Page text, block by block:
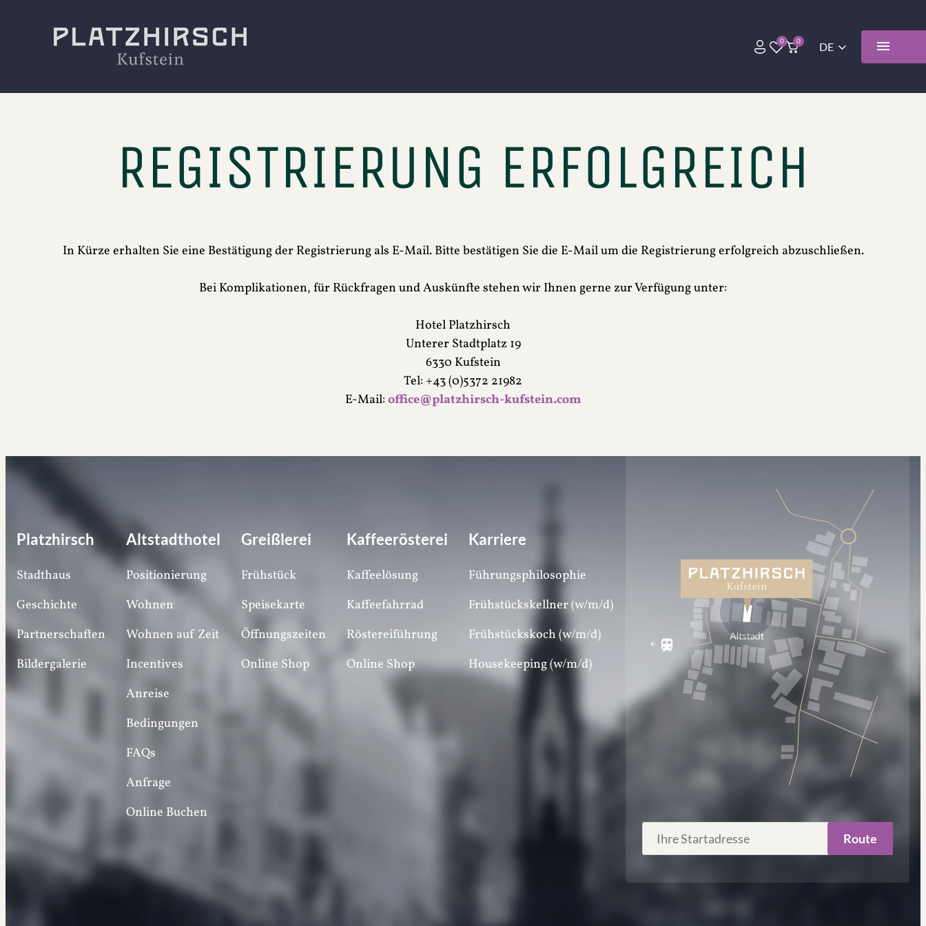
REGISTRIERUNG ERFOLGREICH
In Kürze erhalten Sie eine Bestätigung der Registrierung als E-Mail. Bitte bestätigen Sie die E-Mail um die Registrierung erfolgreich abzuschließen.
Bei Komplikationen, für Rückfragen und Auskünfte stehen wir Ihnen gerne zur Verfügung unter:
Hotel Platzhirsch
Unterer Stadtplatz 19
6330 Kufstein
Tel: +43 (0)5372 21982
E-Mail: office@platzhirsch-kufstein.com